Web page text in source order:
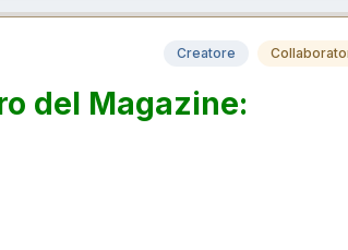
Creatore
del Magazine: